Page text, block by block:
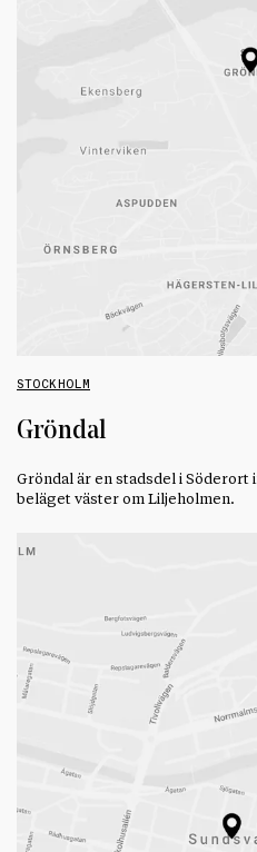
STOCKHOLM
Gröndal
Gröndal är en stadsdel i Söderort
beläget väster om Liljeholmen.